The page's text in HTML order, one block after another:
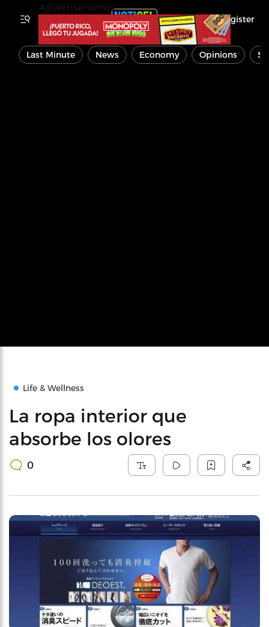
Register
Last Minute News Economy Opinions
Life & Wellness
La ropa interior que
absorbe los olores
0
Advertisements